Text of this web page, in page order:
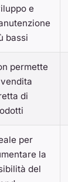
e
bassi
permette
di
per
la
del